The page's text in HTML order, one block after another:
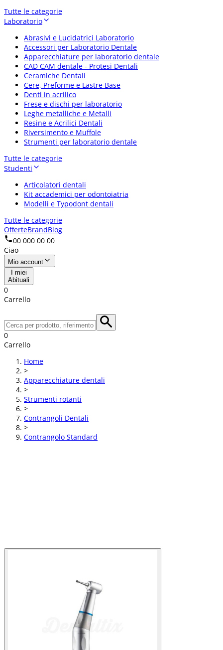
Tutte le categorie
Laboratorio
Abrasivi e Lucidatrici Laboratorio
Accessori per Laboratorio Dentale
Apparecchiature per laboratorio dentale
CAD CAM dentale - Protesi Dentali
Ceramiche Dentali
Cere, Preforme e Lastre Base
Denti in acrilico
Frese e dischi per laboratorio
Leghe metalliche e Metalli
Resine e Acrilici Dentali
Riversimento e Muffole
Strumenti per laboratorio dentale
Tutte le categorie
Studenti
Articolatori dentali
Kit accademici per odontoiatria
Modelli e Typodont dentali
Tutte le categorie
OfferteBrandBlog
00 000 00 00
Ciao
Mio account
I miei
Abituali
0
Carrello
0
Carrello
Home
>
Apparecchiature dentali
>
Strumenti rotanti
>
Contrangoli Dentali
>
Contrangolo Standard